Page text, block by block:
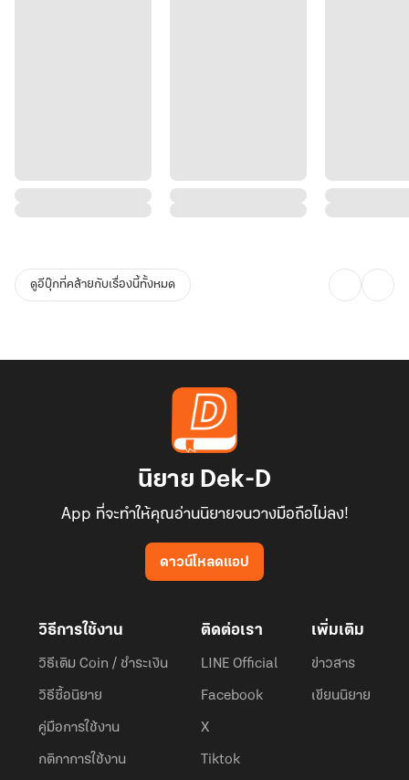
ดูอีบุ๊กที่คล้ายกับเรื่องนี้ทั้งหมด
นิยาย Dek-D
App ที่จะทำให้คุณอ่านนิยายจนวางมือถือไม่ลง!
ดาวน์โหลดแอป
วิธีการใช้งาน
วิธีเติม Coin / ชำระเงิน
วิธีซื้อนิยาย
คู่มือการใช้งาน
กติกาการใช้งาน
ติดต่อเรา
LINE Official
Facebook
X
Tiktok
เพิ่มเติม
ข่าวสาร
เขียนนิยาย